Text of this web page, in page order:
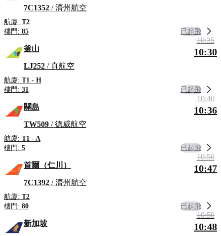
7C1352 / 濟州航空
航廈: T2
樓門: 85 已起飛
釜山
LJ252 / 真航空
航廈: T1 - H
樓門: 31
10:35
10:30
已起飛
關島
TW509 / 德威航空
航廈: T1 - A
樓門: 5
10:40
10:36
已起飛
首爾（仁川）
7C1392 / 濟州航空
航廈: T2
樓門: 80
10:50
10:47
已起飛
新加坡
10:50
10:48